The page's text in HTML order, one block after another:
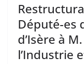
Député-es
d’Isère à
l’Industrie